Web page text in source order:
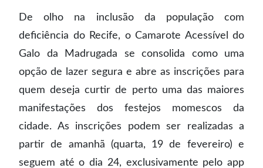
De olho na inclusão da população com
deficiência do Recife, o Camarote Acessível do
Galo da Madrugada se consolida como uma
opção de lazer segura e abre as inscrições para
quem deseja curtir de perto uma das maiores
manifestações dos festejos momescos da
cidade. As inscrições podem ser realizadas a
partir de amanhã (quarta, 19 de fevereiro) e
seguem até o dia 24, exclusivamente pelo app